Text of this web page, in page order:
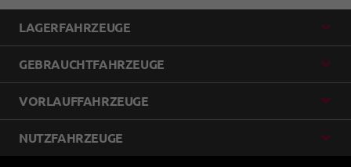
LAGERFAHRZEUGE
GEBRAUCHTFAHRZEUGE
VORLAUFFAHRZEUGE
NUTZFAHRZEUGE